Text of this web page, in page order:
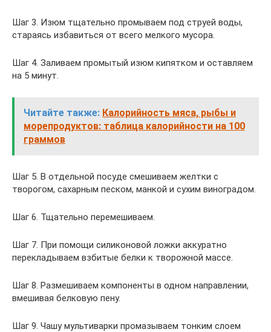
Шаг 3. Изюм тщательно промываем под струей воды,
стараясь избавиться от всего мелкого мусора.
Шаг 4. Заливаем промытый изюм кипятком и оставляем
на 5 минут.
Читайте также: Калорийность мяса, рыбы и
морепродуктов: таблица калорийности на 100
граммов
Шаг 5. В отдельной посуде смешиваем желтки с
творогом, сахарным песком, манкой и сухим виноградом.
Шаг 6. Тщательно перемешиваем.
Шаг 7. При помощи силиконовой ложки аккуратно
перекладываем взбитые белки к творожной массе.
Шаг 8. Размешиваем компоненты в одном направлении,
вмешивая белковую пену.
Шаг 9. Чашу мультиварки промазываем тонким слоем